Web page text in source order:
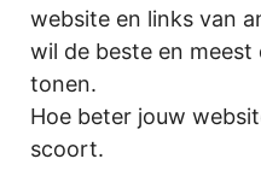
website en links van
wil de beste en meest
tonen.
Hoe beter jouw
scoort.